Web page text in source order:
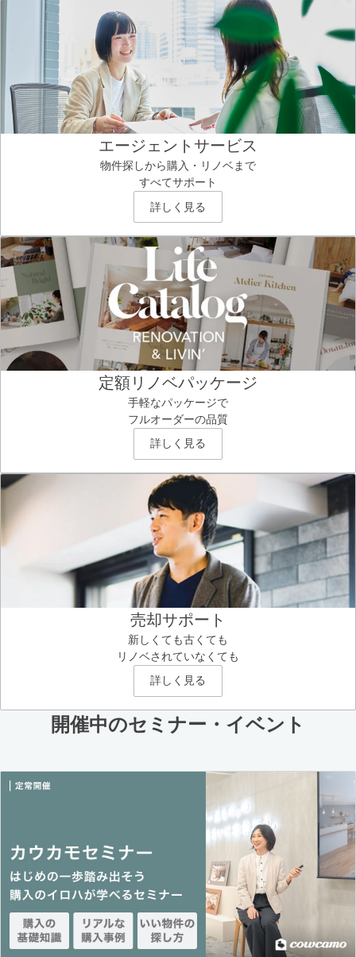
エージェントサービス
物件探しから購入・リノベまで
すべてサポート
詳しく見る
定額リノベパッケージ
手軽なパッケージで
フルオーダーの品質
詳しく見る
売却サポート
新しくても古くても
リノベされていなくても
詳しく見る
開催中のセミナー・イベント